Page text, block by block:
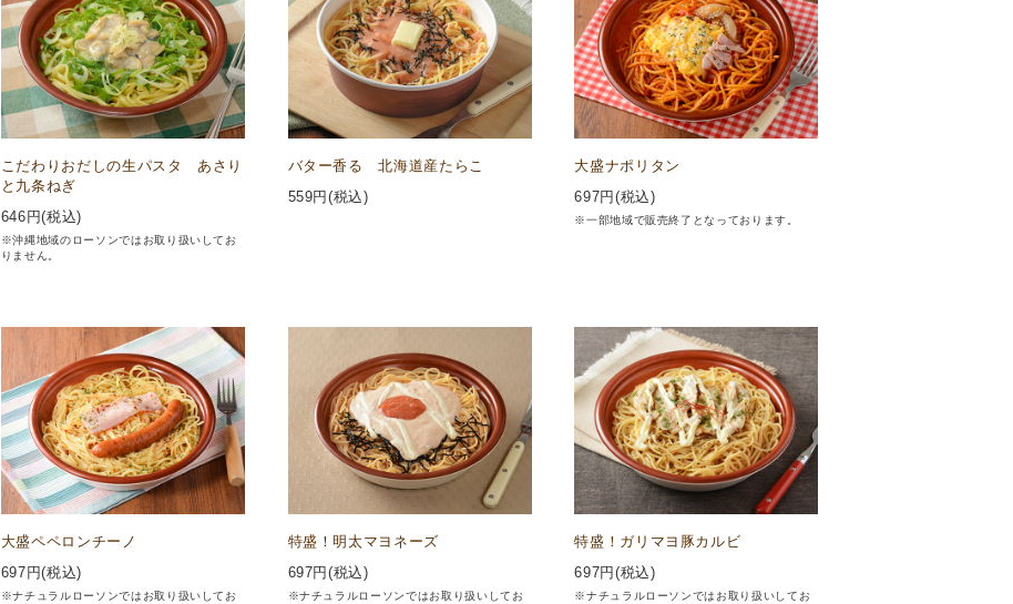
こだわりおだしの生パスタ あさり
と九条ねぎ
646 円(税込)
※沖縄地域のローソンではお取り扱いしてお
りません。
バター香る 北海道産たらこ
559円(税込)
大盛ナポリタン
697円(税込)
※一部地域で販売終了となっております。
大盛ペペロンチーノ
697 円(税込)
※ナチュラルローソンではお取り扱いしてお
特盛！明太マヨネーズ
697円(税込)
※ナチュラルローソンではお取り扱いしてお
特盛！ガリマヨ豚カルビ
697円(税込)
※ナチュラルローソンではお取り扱いしてお